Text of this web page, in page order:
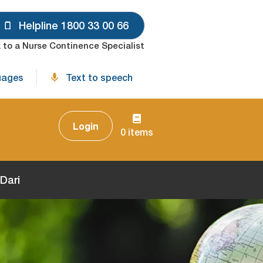
Helpline 1800 33 00 66
to a Nurse Continence Specialist
Text to speech
0 items
Login